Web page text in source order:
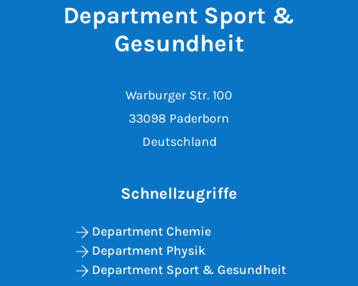
Department Sport &
Gesundheit
Warburger Str. 100
33098 Paderborn
Deutschland
Schnellzugriffe
Department Chemie
Department Physik
Department Sport & Gesundheit